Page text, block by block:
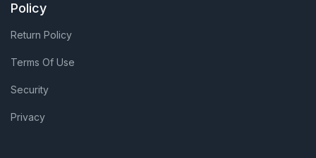
Policy
Return Policy
Terms Of Use
Security
Privacy